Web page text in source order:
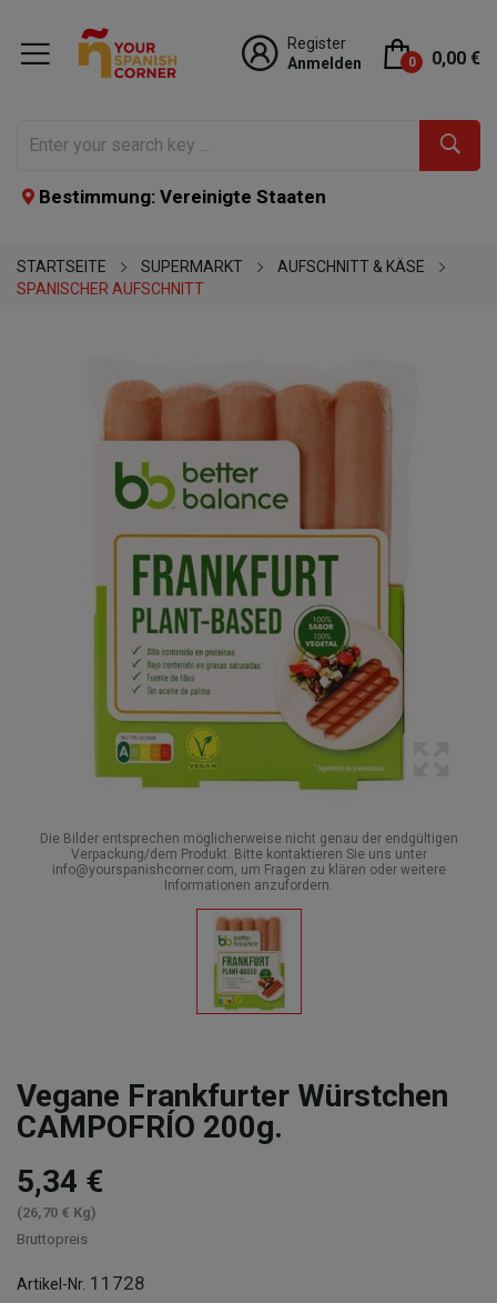
Register
Anmelden
0 0,00 €
Bestimmung: Vereinigte Staaten
STARTSEITE SUPERMARKT
AUFSCHNITT & KÄSE
SPANISCHER AUFSCHNITT
Die Bilder entsprechen möglicherweise nicht genau der endgültigen
Verpackung/dem Produkt. Bitte kontaktieren Sie uns unter
info@yourspanishcorner.com, um Fragen zu klären oder weitere
Informationen anzufordern.
Vegane Frankfurter Würstchen
CAMPOFRÍO 200g.
5,34 €
(26,70 € Kg)
Bruttopreis
Artikel-Nr. 11728